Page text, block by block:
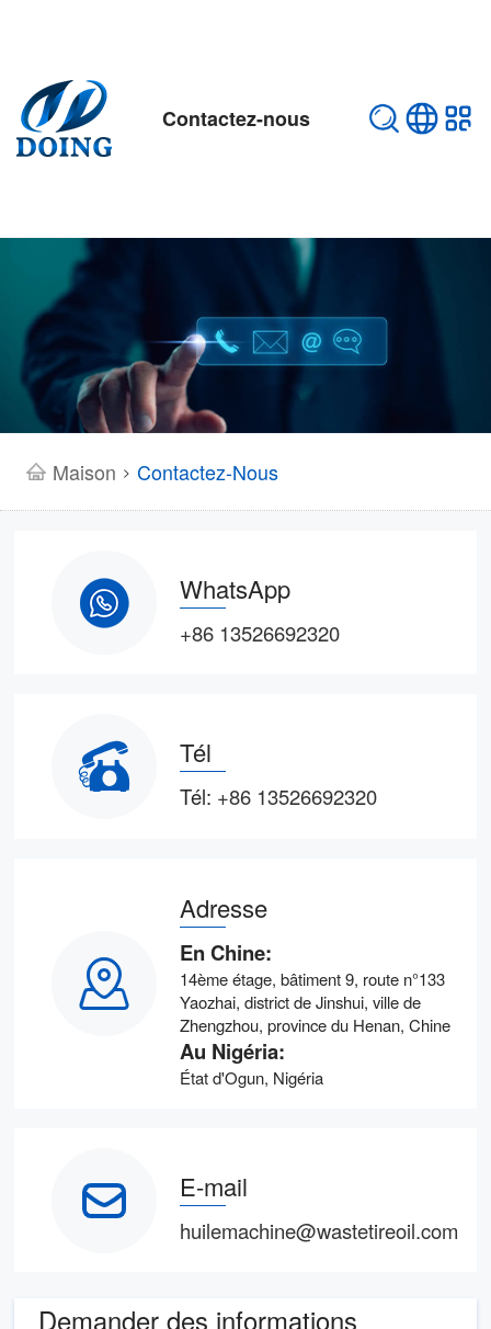
Contactez-nous
Maison > Contactez-Nous
WhatsApp
+86 13526692320
Tél
Tél: +86 13526692320
Adresse
En Chine:
14ème étage, bâtiment 9, route n°133
Yaozhai, district de Jinshui, ville de
Zhengzhou, province du Henan, Chine
Au Nigéria:
État d'Ogun, Nigéria
E-mail
huilemachine@wastetireoil.com
Demander des informations